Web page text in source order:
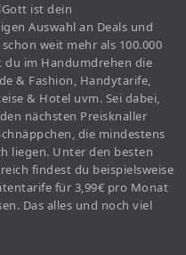
ist dein
Auswahl an Deals und
weit mehr als 100.000
du im Handumdrehen die
& Fashion, Handytarife,
& Hotel uvm. Sei dabei,
nächsten Preisknaller
die mindestens
liegen. Unter den besten
findest du beispielsweise
für 3,99€ pro Monat
Das alles und noch viel